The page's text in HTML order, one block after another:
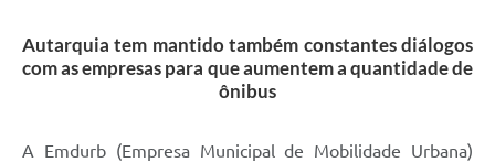
Autarquia tem mantido também constantes diálogos
com as empresas para que aumentem a quantidade de
ônibus
A Emdurb (Empresa Municipal de Mobilidade Urbana)